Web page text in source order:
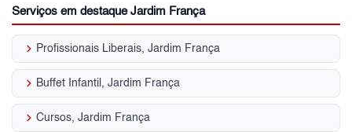
Serviços em destaque Jardim França
keyboard_arrow_right Profissionais Liberais, Jardim França
keyboard_arrow_right Buffet Infantil, Jardim França
keyboard_arrow_right Cursos, Jardim França